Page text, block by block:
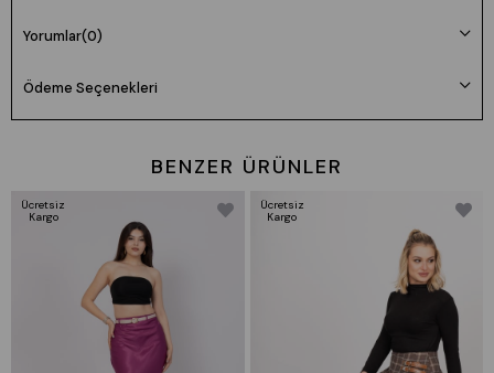
Manken 36 Beden Boy: 165 cm Kilo: 55
Beden seçimi vücut tipine göre değişiklik gösterebilir.
Daha rahat kalıp isteyenler bir beden büyük tercih edebilir.
Yorumlar(0)
Ödeme Seçenekleri
BENZER ÜRÜNLER
Ücretsiz
Kargo
Ücretsiz
Kargo